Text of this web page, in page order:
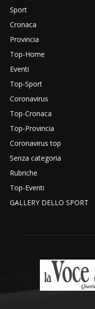
Sport
Cronaca
Provincia
Top-Home
Eventi
Top-Sport
Coronavirus
Top-Cronaca
Top-Provincia
Coronavirus top
Senza categoria
Rubriche
Top-Eventi
GALLERY DELLO SPORT